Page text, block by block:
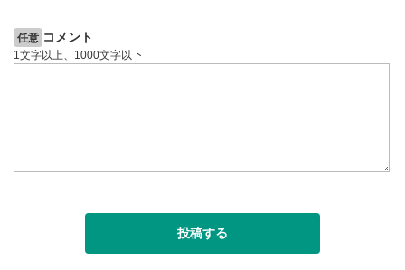
任意 コメント
1文字以上、1000文字以下
投稿する